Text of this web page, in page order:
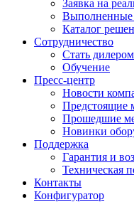
Заявка на
Выполненные
Каталог
Сотрудничество
Стать дилером
Обучение
Пресс-центр
Новости
Предстоящие
Прошедшие
Новинки
Поддержка
Гарантия и
Техническая
Контакты
Конфигуратор